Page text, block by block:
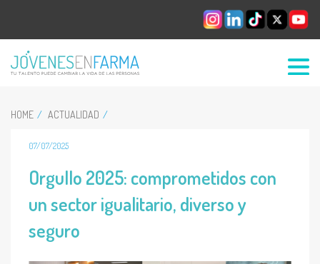
HOME ACTUALIDAD
07/07/2025
Orgullo 2025: comprometidos con
un sector igualitario, diverso y
seguro